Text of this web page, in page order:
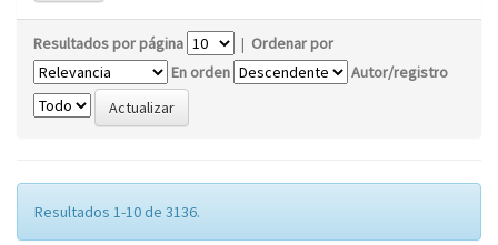
Resultados por página | Ordenar por
En orden
Autor/registro
Resultados 1-10 de 3136.